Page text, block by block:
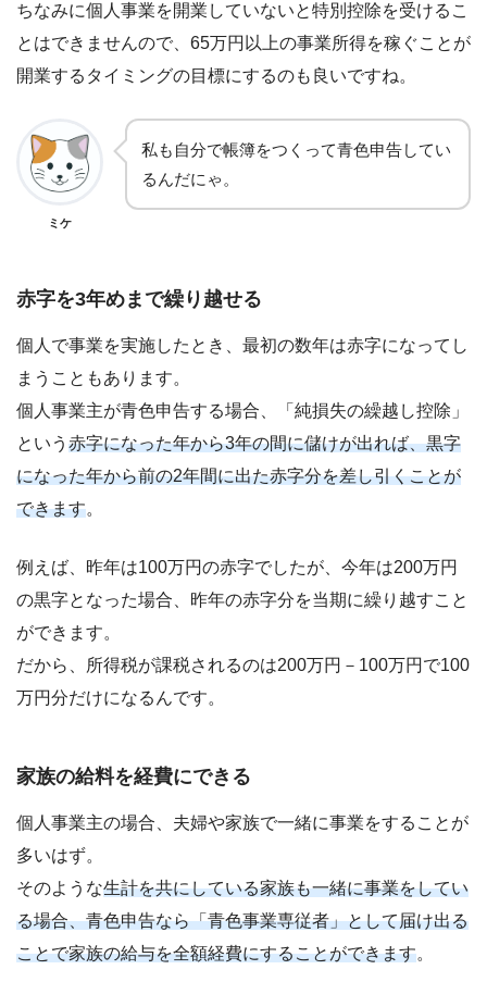
ちなみに個人事業を開業していないと特別控除を受けるこ
とはできませんので、65万円以上の事業所得を稼ぐことが
開業するタイミングの目標にするのも良いですね。
ミケ
私も自分で帳簿をつくって青色申告してい
るんだにゃ。
赤字を3年めまで繰り越せる
個人で事業を実施したとき、最初の数年は赤字になってし
まうこともあります。
個人事業主が青色申告する場合、「純損失の繰越し控除」
という 赤字になった年から3年の間に儲けが出れば、黒字
になった年から前の2年間に出た赤字分を差し引くことが
できます。
例えば、昨年は100万円の赤字でしたが、今年は200万円
の黒字となった場合、昨年の赤字分を当期に繰り越すこと
ができます。
だから、所得税が課税されるのは200万円－100万円で100
万円分だけになるんです。
家族の給料を経費にできる
個人事業主の場合、夫婦や家族で一緒に事業をすることが
多いはず。
そのような生計を共にしている家族も一緒に事業をしてい
る場合、青色申告なら「青色事業専従者」として届け出る
ことで家族の給与を全額経費にすることができます。